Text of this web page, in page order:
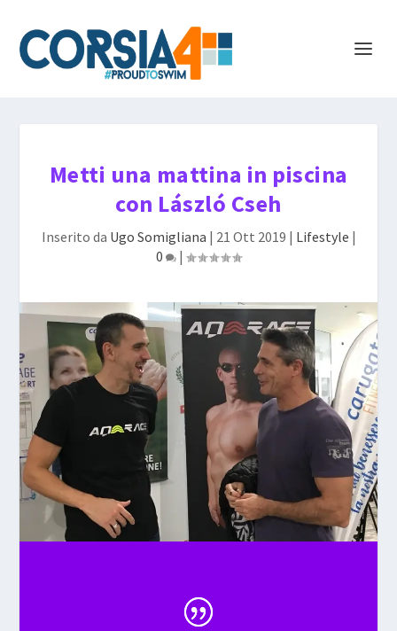
Metti una mattina in piscina
con László Cseh
Inserito da Ugo Somigliana | 21 Ott 2019 | Lifestyle |
0
|